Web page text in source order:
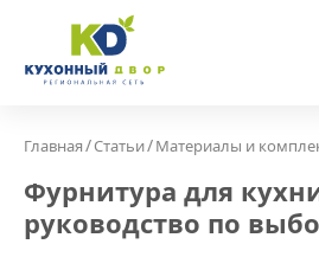
Главная/Статьи/Материалы и
Фурнитура для
руководство по